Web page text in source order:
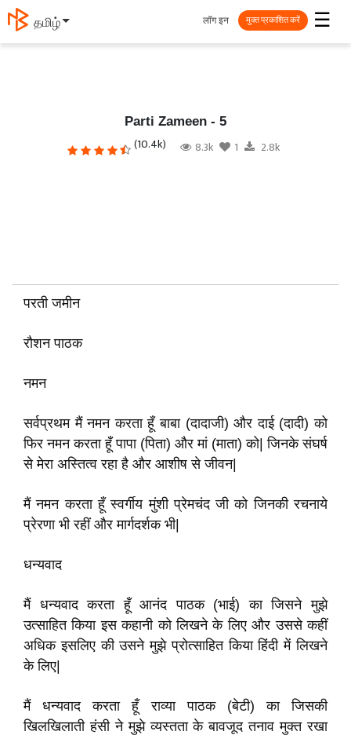
தமிழ் ☰
लॉग इन मुक्त प्रकाशित करें
Parti Zameen - 5
(10.4k) 8.3k 1 2.8k
परती जमीन
रौशन पाठक
नमन
सर्वप्रथम मैं नमन करता हूँ बाबा (दादाजी) और दाई (दादी) को
फिर नमन करता हूँ पापा (पिता) और मां (माता) को| जिनके संघर्ष
से मेरा अस्तित्व रहा है और आशीष से जीवन|
मैं नमन करता हूँ स्वर्गीय मुंशी प्रेमचंद जी को जिनकी रचनाये
प्रेरणा भी रहीं और मार्गदर्शक भी|
धन्यवाद
मैं धन्यवाद करता हूँ आनंद पाठक (भाई) का जिसने मुझे
उत्साहित किया इस कहानी को लिखने के लिए और उससे कहीं
अधिक इसलिए की उसने मुझे प्रोत्साहित किया हिंदी में लिखने
के लिए
मैं धन्यवाद करता हूँ राव्या पाठक (बेटी) का जिसकी
खिलखिलाती हंसी ने मुझे व्यस्तता के बावजूद तनाव मुक्त रखा